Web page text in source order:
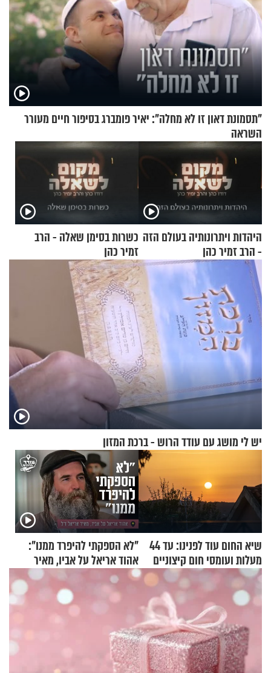
"תסמונת דאון זו לא מחלה": יאיר פומברג בסיפור חיים מעורר
השראה
היהדות ויתרונותיה בעולם הזה
- הרב זמיר כהן
כשרות בסימן שאלה - הרב
זמיר כהן
יש לי מושג עם עודד הרוש - ברכת המזון
שיא החום עוד לפנינו: עד 44
מעלות ועומסי חום קיצוניים
"לא הספקתי להיפרד ממנו":
אהוד אריאל על אביו, מאיר
אריאל ז"ל